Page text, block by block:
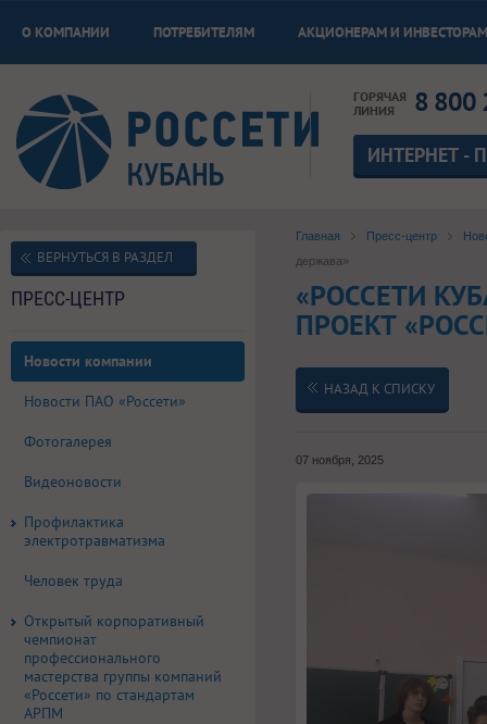
О КОМПАНИИ ПОТРЕБИТЕЛЯМ АКЦИОНЕРАМ И ИНВЕСТОРАМ
ГОРЯЧАЯ
ЛИНИЯ
8 800
ИНТЕРНЕТ -
Главная Пресс-центр
держава»
«РОССЕТИ
ПРОЕКТ
НАЗАД К СПИСКУ
07 ноября, 2025
ВЕРНУТЬСЯ В РАЗДЕЛ
ПРЕСС-ЦЕНТР
Новости компании
Новости ПАО «Россети»
Фотогалерея
Видеоновости
Профилактика
электротравматизма
Человек труда
Открытый корпоративный
чемпионат
профессионального
мастерства группы компаний
«Россети» по стандартам
АРПМ